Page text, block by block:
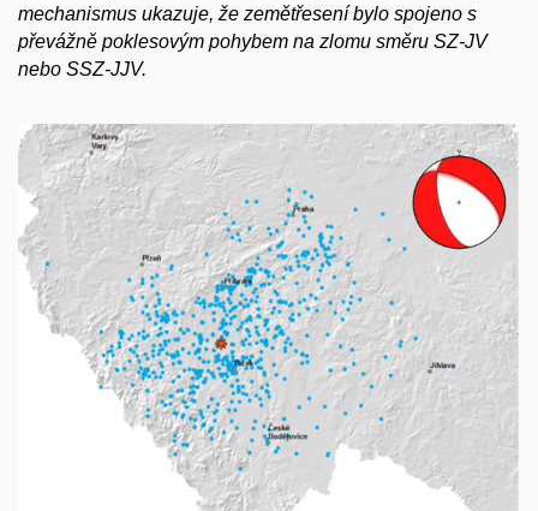
mechanismus ukazuje, že zemětřesení bylo spojeno s
převážně poklesovým pohybem na zlomu směru SZ-JV
nebo SSZ-JJV.